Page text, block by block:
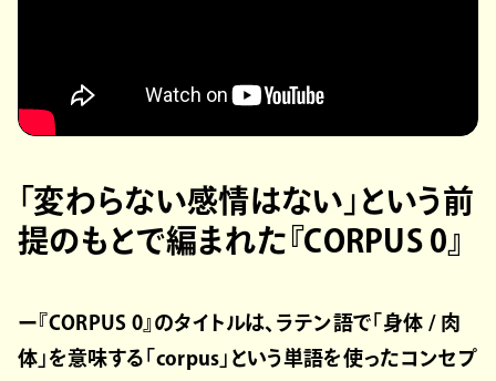
「変わらない感情はない」という前
提のもとで編まれた『CORPUS 0』
ー『CORPUS 0』のタイトルは、ラテン語で「身体 / 肉
体」を意味する「corpus」という単語を使ったコンセプ